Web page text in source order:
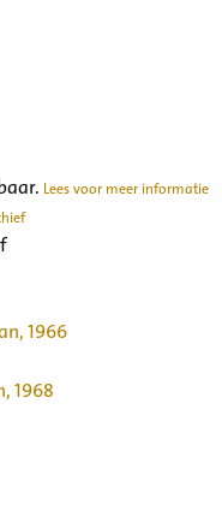
Lees voor meer informatie
1966
1968